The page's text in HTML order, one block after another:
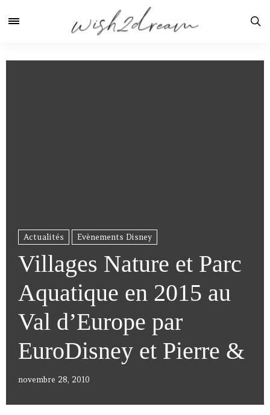
Actualités Evènements Disney
Villages Nature et Parc
Aquatique en 2015 au
Val d’Europe par
EuroDisney et Pierre &
novembre 28, 2010